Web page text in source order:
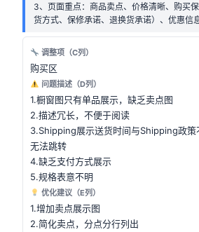
3、页面重点：商品卖点、价格清晰、购买
货方式、保修承诺、退换货承诺）、优惠信
调整项（C列）
购买区
问题描述（D列）
1.橱窗图只有单品展示，缺乏卖点图
2.描述冗长，不便于阅读
3.Shipping展示送货时间与Shipping政策
无法跳转
4.缺乏支付方式展示
5.规格表意不明
优化建议（E列）
1.增加卖点展示图
2.简化卖点，分点分行列出